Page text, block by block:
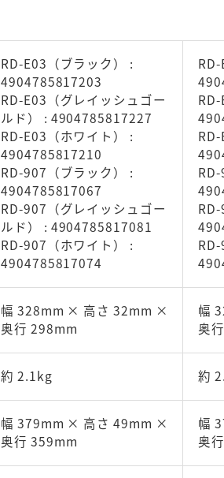
RD-E03（ブラック） :
4904785817203
RD-E03（グレイッシュゴー
ルド） : 4904785817227
RD-E03（ホワイト） :
4904785817210
RD-907（ブラック） :
4904785817067
RD-907（グレイッシュゴー
ルド） : 4904785817081
RD-907（ホワイト） :
4904785817074
幅 328mm × 高さ 32mm ×
奥行 298mm
幅
奥
約 2.1kg 約
幅 379mm × 高さ 49mm ×
奥行 359mm
幅
奥